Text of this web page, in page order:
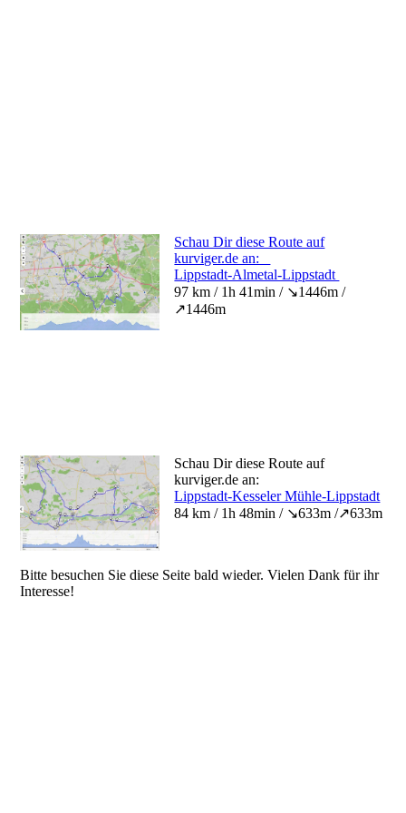
Schau Dir diese Route auf
kurviger.de an:
Lippstadt-Almetal-Lippstadt
97 km / 1h 41min / ↘1446m /
↗1446m
Schau Dir diese Route auf
kurviger.de an:
Lippstadt-Kesseler Mühle-Lippstadt
84 km / 1h 48min / ↘633m /↗633m
Bitte besuchen Sie diese Seite bald wieder. Vielen Dank für ihr
Interesse!